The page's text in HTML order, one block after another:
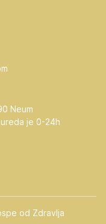
Neum
je 0-24h
od Zdravlja